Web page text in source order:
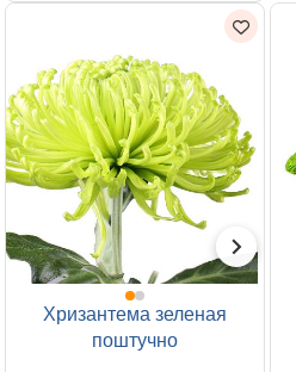
Хризантема зеленая
поштучно